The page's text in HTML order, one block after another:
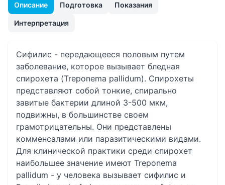
Описание Подготовка Показания
Интерпретация
Сифилис - передающееся половым путем
заболевание, которое вызывает бледная
спирохета (Treponema pallidum). Спирохеты
представляют собой тонкие, спирально
завитые бактерии длиной 3-500 мкм,
подвижны, в большинстве своем
грамотрицательны. Они представлены
комменсалами или паразитическими видами.
Для клинической практики среди спирохет
наибольшее значение имеют Treponema
pallidum - у человека вызывает сифилис и